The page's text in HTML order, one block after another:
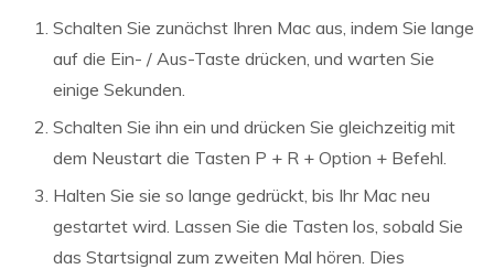
Schalten Sie zunächst Ihren Mac aus, indem Sie lange
auf die Ein- / Aus-Taste drücken, und warten Sie
einige Sekunden.
Schalten Sie ihn ein und drücken Sie gleichzeitig mit
dem Neustart die Tasten P + R + Option + Befehl.
Halten Sie sie so lange gedrückt, bis Ihr Mac neu
gestartet wird. Lassen Sie die Tasten los, sobald Sie
das Startsignal zum zweiten Mal hören. Dies